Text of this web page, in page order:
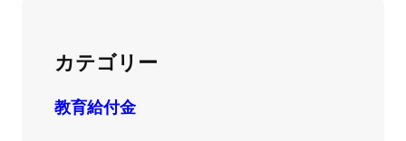
カテゴリー
教育給付金